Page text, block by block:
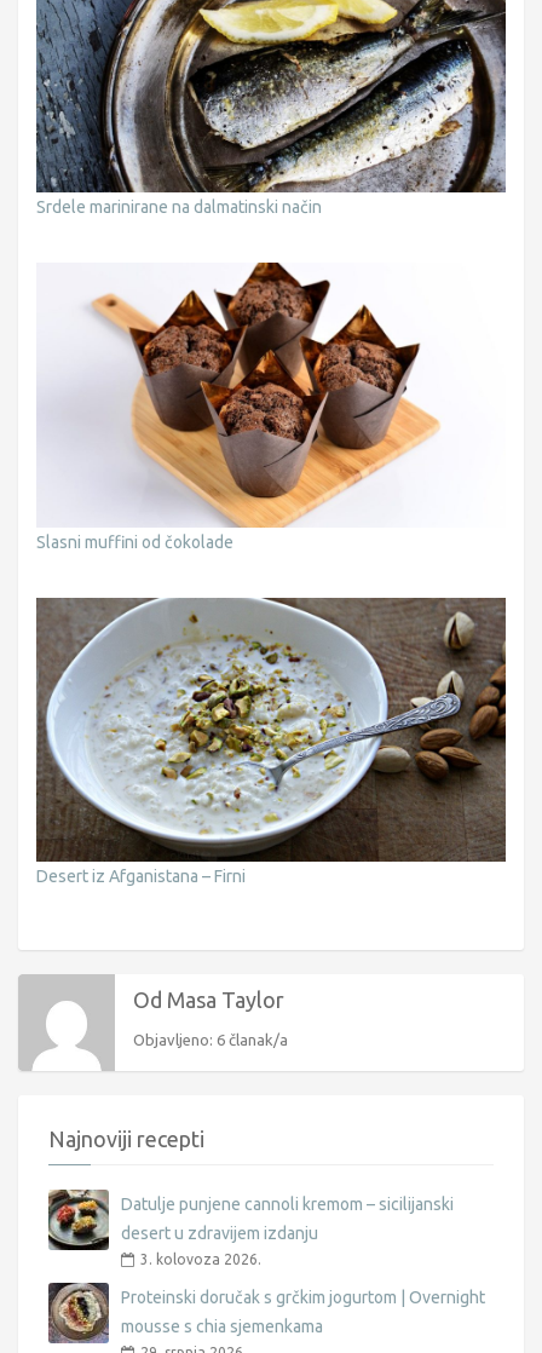
Srdele marinirane na dalmatinski način
Slasni muffini od čokolade
Desert iz Afganistana – Firni
Od Masa Taylor
Objavljeno: 6 članak/a
Najnoviji recepti
Datulje punjene cannoli kremom – sicilijanski
desert u zdravijem izdanju
3. kolovoza 2026.
Proteinski doručak s grčkim jogurtom | Overnight
mousse s chia sjemenkama